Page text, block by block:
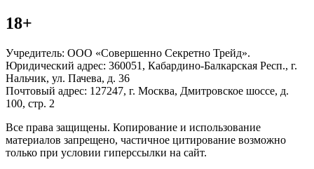
18+
Учредитель: ООО «Совершенно Секретно Трейд».
Юридический адрес: 360051, Кабардино-Балкарская Респ., г.
Нальчик, ул. Пачева, д. 36
Почтовый адрес: 127247, г. Москва, Дмитровское шоссе, д.
100, стр. 2
Все права защищены. Копирование и использование
материалов запрещено, частичное цитирование возможно
только при условии гиперссылки на сайт.